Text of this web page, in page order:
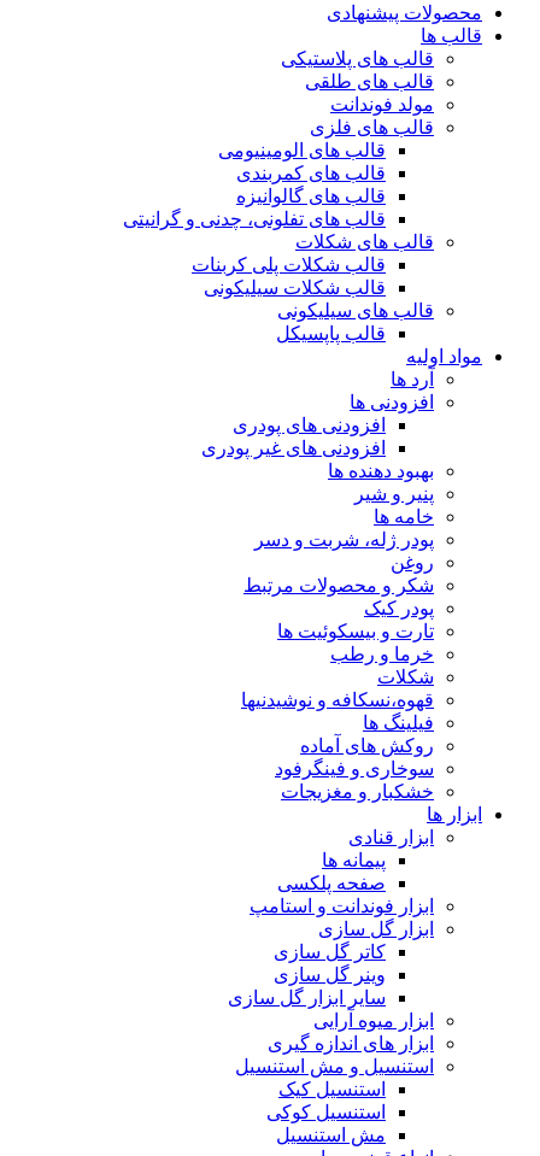
محصولات پیشنهادی
قالب ها
قالب های پلاستیکی
قالب های طلقی
مولد فوندانت
قالب های فلزی
قالب های الومینیومی
قالب های کمربندی
قالب های گالوانیزه
قالب های تفلونی، چدنی و گرانیتی
قالب های شکلات
قالب شکلات پلی کربنات
قالب شکلات سیلیکونی
قالب های سیلیکونی
قالب پاپسیکل
مواد اولیه
آرد ها
افزودنی ها
افزودنی های پودری
افزودنی های غیر پودری
بهبود دهنده ها
پنیر و شیر
خامه ها
پودر ژله، شربت و دسر
روغن
شکر و محصولات مرتبط
پودر کیک
تارت و بیسکوئیت ها
خرما و رطب
شکلات
قهوه،نسکافه و نوشیدنیها
فیلینگ ها
روکش های آماده
سوخاری و فینگرفود
خشکبار و مغزیجات
ابزار ها
ابزار قنادی
پیمانه ها
صفحه پلکسی
ابزار فوندانت و استامپ
ابزار گل سازی
کاتر گل سازی
وینر گل سازی
سایر ابزار گل سازی
ابزار میوه آرایی
ابزار های اندازه گیری
استنسیل و مش استنسیل
استنسیل کیک
استنسیل کوکی
مش استنسیل